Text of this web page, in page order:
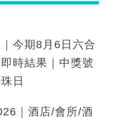
今期8月6日六合
時結果｜中獎號
日
｜酒店/會所/酒